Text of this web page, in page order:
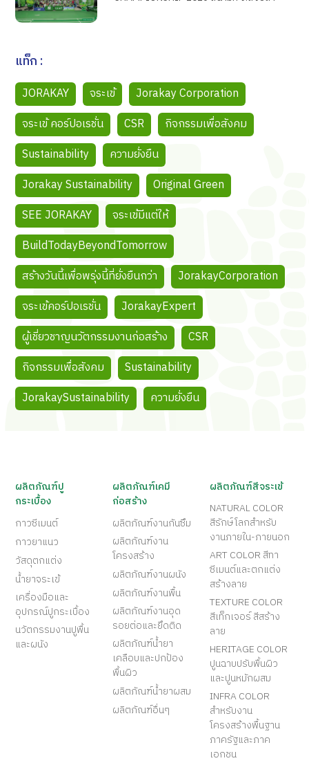
แท็ก :
JORAKAY จระเข้
Jorakay Corporation
จระเข้ คอร์ปอเรชั่น
CSR
กิจกรรมเพื่อสังคม
Sustainability
ความยั่งยืน
Jorakay Sustainability
Original Green
SEE JORAKAY
จระเข้มีแต่ให้
BuildTodayBeyondTomorrow
สร้างวันนี้เพื่อพรุ่งนี้ที่ยั่งยืนกว่า
JorakayCorporation
จระเข้คอร์ปอเรชั่น
JorakayExpert
ผู้เชี่ยวชาญนวัตกรรมงานก่อสร้าง
CSR
กิจกรรมเพื่อสังคม
Sustainability
JorakaySustainability
ความยั่งยืน
ผลิตภัณฑ์ปู
กระเบื้อง
กาวซีเมนต์
กาวยาแนว
วัสดุตกแต่ง
น้ำยาจระเข้
เครื่องมือและ
อุปกรณ์ปูกระเบื้อง
นวัตกรรมงานปูพื้น
และผนัง
ผลิตภัณฑ์เคมี
ก่อสร้าง
ผลิตภัณฑ์งานกันซึม
ผลิตภัณฑ์งาน
โครงสร้าง
ผลิตภัณฑ์งานผนัง
ผลิตภัณฑ์งานพื้น
ผลิตภัณฑ์งานอุด
รอยต่อและยึดติด
ผลิตภัณฑ์น้ำยา
เคลือบและปกป้อง
พื้นผิว
ผลิตภัณฑ์น้ำยาผสม
ผลิตภัณฑ์อื่นๆ
ผลิตภัณฑ์สีจระเข้
NATURAL COLOR
สีรักษ์โลกสำหรับ
งานภายใน-ภายนอก
ART COLOR สีทา
ซีเมนต์และตกแต่ง
สร้างลาย
TEXTURE COLOR
สีเท็กเจอร์ สีสร้าง
ลาย
HERITAGE COLOR
ปูนฉาบปรับพื้นผิว
และปูนหมักผสม
INFRA COLOR
สำหรับงาน
โครงสร้างพื้นฐาน
ภาครัฐและภาค
เอกชน